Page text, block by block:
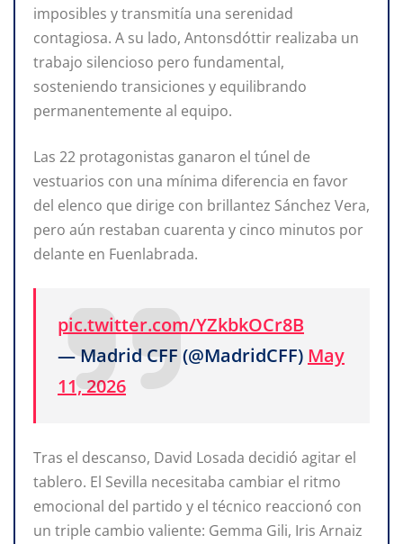
imposibles y transmitía una serenidad
contagiosa. A su lado, Antonsdóttir realizaba un
trabajo silencioso pero fundamental,
sosteniendo transiciones y equilibrando
permanentemente al equipo.
Las 22 protagonistas ganaron el túnel de
vestuarios con una mínima diferencia en favor
del elenco que dirige con brillantez Sánchez Vera,
pero aún restaban cuarenta y cinco minutos por
delante en Fuenlabrada.
pic.twitter.com/YZkbkOCr8B
— Madrid CFF (@MadridCFF) May
11, 2026
Tras el descanso, David Losada decidió agitar el
tablero. El Sevilla necesitaba cambiar el ritmo
emocional del partido y el técnico reaccionó con
un triple cambio valiente: Gemma Gili, Iris Arnaiz